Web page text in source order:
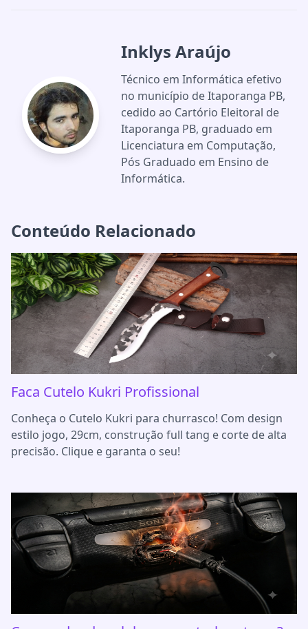
Inklys Araújo
Técnico em Informática efetivo
no município de Itaporanga PB,
cedido ao Cartório Eleitoral de
Itaporanga PB, graduado em
Licenciatura em Computação,
Pós Graduado em Ensino de
Informática.
Conteúdo Relacionado
Faca Cutelo Kukri Profissional
Conheça o Cutelo Kukri para churrasco! Com design
estilo jogo, 29cm, construção full tang e corte de alta
precisão. Clique e garanta o seu!